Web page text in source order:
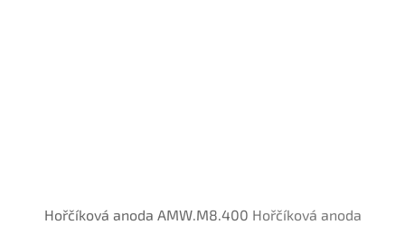
Hořčíková anoda AMW.M8.400 Hořčíková anoda